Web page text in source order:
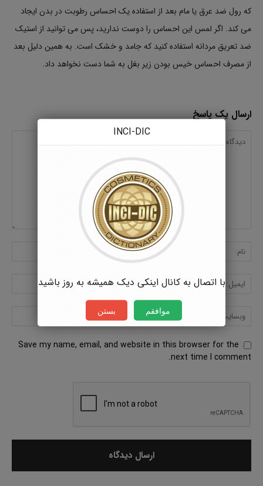
که رول ضد عرق یا مام بعد از استفاده یک احساس رطوبت در بدن ایجاد
می کند. اگر لمس این احساس را دوست ندارید، پس می توانید از استیک
ضد تعریق مردانه استفاده کنید که جامد و خشک است. به همین دلیل بعد
از مصرف احساس خیس بودن زیر بغل به شما دست نخواهد داد.
ارسال یک پاسخ
Save my name, email, and website in this browser for the
next time I comment.
INCI-DIC
با اتصال به کانال اینکی دیک همیشه به روز باشید
موافقم بستن